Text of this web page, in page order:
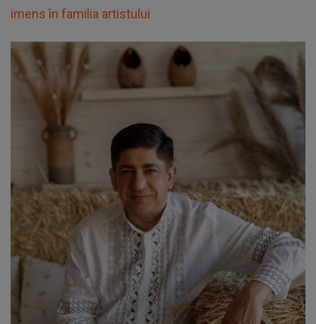
imens în familia artistului